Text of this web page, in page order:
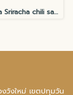
F&D Ocha Sriracha chili sauce
วังใหม่ เขตปทุมวัน